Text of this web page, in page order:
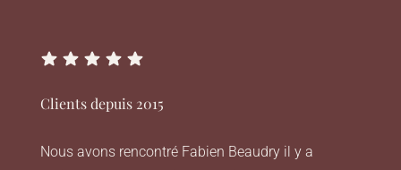
Clients depuis 2015
Nous avons rencontré Fabien Beaudry il y a